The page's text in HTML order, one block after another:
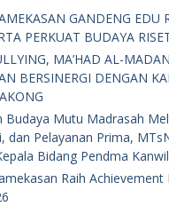
GANDENG EDU
PERKUAT BUDAYA
MA’HAD AL-
BERSINERGI DENGAN
Budaya Mutu Madrasah
dan Pelayanan Prima,
Bidang Pendma
Raih Achievement